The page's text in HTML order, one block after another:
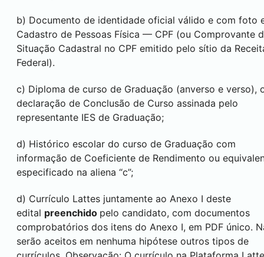
b) Documento de identidade oficial válido e com foto
Cadastro de Pessoas Física — CPF (ou Comprovante
Situação Cadastral no CPF emitido pelo sítio da
Federal).
c) Diploma de curso de Graduação (anverso e verso),
declaração de Conclusão de Curso assinada pelo
representante IES de Graduação;
d) Histórico escolar do curso de Graduação com
informação de Coeficiente de Rendimento ou
especificado na aliena “c”;
d) Currículo Lattes juntamente ao Anexo I deste
edital preenchido pelo candidato, com documentos
comprobatórios dos itens do Anexo I, em PDF único.
serão aceitos em nenhuma hipótese outros tipos de